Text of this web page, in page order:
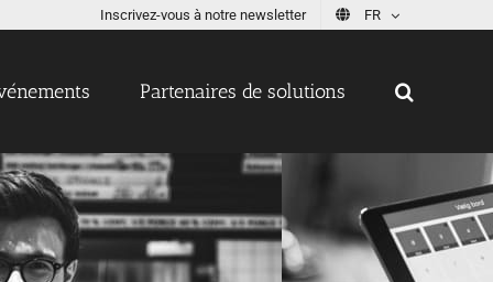
Inscrivez-vous à notre newsletter FR
Partenaires de solutions